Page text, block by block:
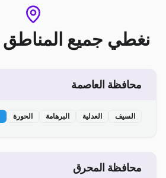
نغطي جميع المناطق
محافظة العاصمة
السيف العدلية البرهامة الحورة
محافظة المحرق